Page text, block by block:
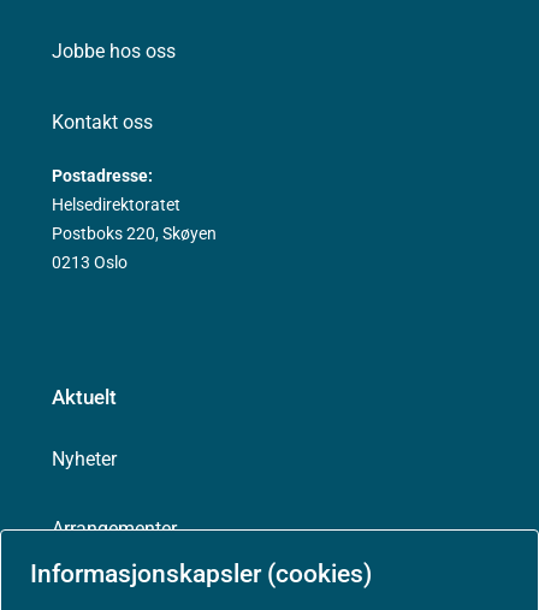
Informasjonskapsler (cookies)
Jobbe hos oss
Kontakt oss
Postadresse:
Helsedirektoratet
Postboks 220, Skøyen
0213 Oslo
Aktuelt
Nyheter
Arrangementer